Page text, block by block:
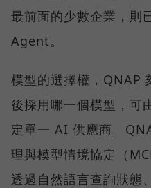
最前面的少數企業，則
Agent。
模型的選擇權，QNAP
後採用哪一個模型，可
定單一 AI 供應商。
理與模型情境協定（
透過自然語言查詢狀態